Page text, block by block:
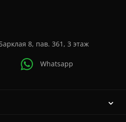
8, пав. 361, 3 этаж
Whatsapp